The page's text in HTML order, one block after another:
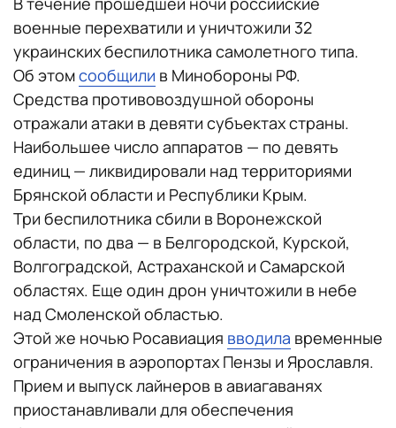
военные перехватили и уничтожили 32
украинских беспилотника самолетного типа.
Об этомсообщили в Минобороны РФ.
Средства противовоздушной обороны
отражали атаки в девяти субъектах страны.
Наибольшее число аппаратов — по девять
единиц — ликвидировали над территориями
Брянской области и Республики Крым.
Три беспилотника сбили в Воронежской
области, по два — в Белгородской, Курской,
Волгоградской, Астраханской и Самарской
областях. Еще один дрон уничтожили в небе
над Смоленской областью.
Этой же ночью Росавиация вводила временные
ограничения в аэропортах Пензы и Ярославля.
Прием и выпуск лайнеров в авиагаванях
приостанавливали для обеспечения